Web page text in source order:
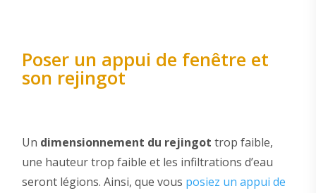
Poser un appui de fenêtre et
son rejingot
Un dimensionnement du rejingot trop faible,
une hauteur trop faible et les infiltrations d’eau
seront légions. Ainsi, que vous posiez un appui de